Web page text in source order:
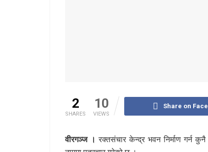
2
SHARES
10
VIEWS
Share on
वीरगञ्ज । रक्तसंचार केन्द्र भवन निर्माण गर्न